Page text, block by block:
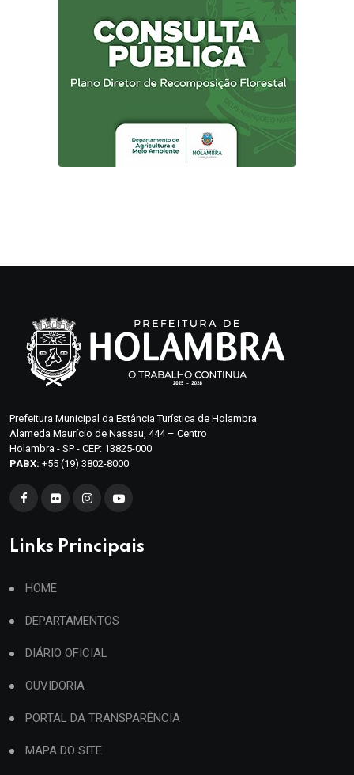
Prefeitura Municipal da Estância Turística de Holambra
Alameda Maurício de Nassau, 444 – Centro
Holambra - SP - CEP: 13825-000
PABX: +55 (19) 3802-8000
Links Principais
HOME
DEPARTAMENTOS
DIÁRIO OFICIAL
OUVIDORIA
PORTAL DA TRANSPARÊNCIA
MAPA DO SITE